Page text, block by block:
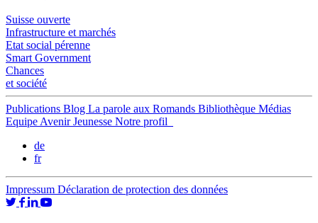
Suisse ouverte
Infrastructure et marchés
Etat social pérenne
Smart Government
Chances
et société
Publications Blog La parole aux Romands Bibliothèque Médias
Equipe Avenir Jeunesse Notre profil
de
fr
Impressum Déclaration de protection des données